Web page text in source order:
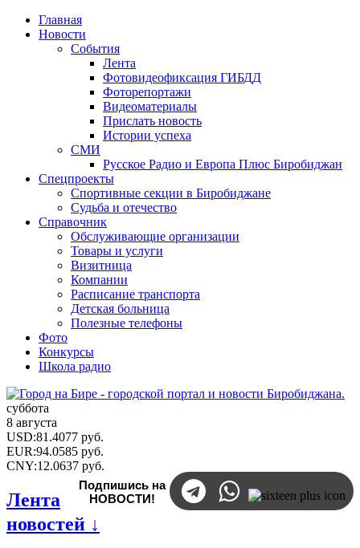
Главная
Новости
События
Лента
Фотовидеофиксация ГИБДД
Фоторепортажи
Видеоматериалы
Прислать новость
Истории успеха
СМИ
Русское Радио и Европа Плюс Биробиджан
Спецпроекты
Спортивные секции в Биробиджане
Судьба и отечество
Справочник
Обслуживающие организации
Товары и услуги
Визитница
Компании
Расписание транспорта
Детская больница
Полезные телефоны
Фото
Конкурсы
Школа радио
суббота
8 августа
USD:81.4077 руб.
EUR:94.0585 руб.
CNY:12.0637 руб.
Подпишись на
НОВОСТИ!
Лента
новостей ↓